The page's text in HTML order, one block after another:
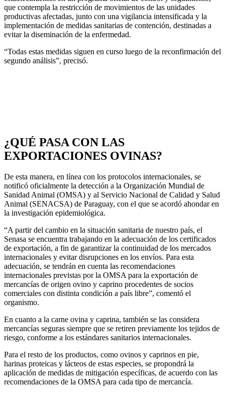
que contempla la restricción de movimientos de las unidades
productivas afectadas, junto con una vigilancia intensificada y la
implementación de medidas sanitarias de contención, destinadas a
evitar la diseminación de la enfermedad.
“Todas estas medidas siguen en curso luego de la reconfirmación del
segundo análisis”, precisó.
¿QUÉ PASA CON LAS
EXPORTACIONES OVINAS?
De esta manera, en línea con los protocolos internacionales, se
notificó oficialmente la detección a la Organización Mundial de
Sanidad Animal (OMSA) y al Servicio Nacional de Calidad y Salud
Animal (SENACSA) de Paraguay, con el que se acordó ahondar en
la investigación epidemiológica.
“A partir del cambio en la situación sanitaria de nuestro país, el
Senasa se encuentra trabajando en la adecuación de los certificados
de exportación, a fin de garantizar la continuidad de los mercados
internacionales y evitar disrupciones en los envíos. Para esta
adecuación, se tendrán en cuenta las recomendaciones
internacionales previstas por la OMSA para la exportación de
mercancías de origen ovino y caprino procedentes de socios
comerciales con distinta condición a país libre”, comentó el
organismo.
En cuanto a la carne ovina y caprina, también se las considera
mercancías seguras siempre que se retiren previamente los tejidos de
riesgo, conforme a los estándares sanitarios internacionales.
Para el resto de los productos, como ovinos y caprinos en pie,
harinas proteicas y lácteos de estas especies, se propondrá la
aplicación de medidas de mitigación específicas, de acuerdo con las
recomendaciones de la OMSA para cada tipo de mercancía.